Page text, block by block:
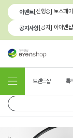
이벤트
공지사항
브랜드샵 특